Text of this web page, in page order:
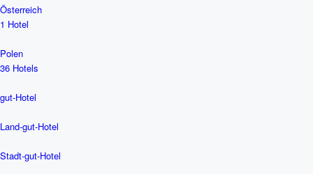
Österreich
1 Hotel
Polen
36 Hotels
gut-Hotel
Land-gut-Hotel
Stadt-gut-Hotel